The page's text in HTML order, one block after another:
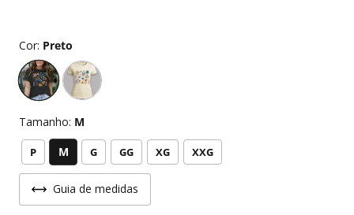
Cor: Preto
Tamanho: M
P M G GG XG XXG
Guia de medidas